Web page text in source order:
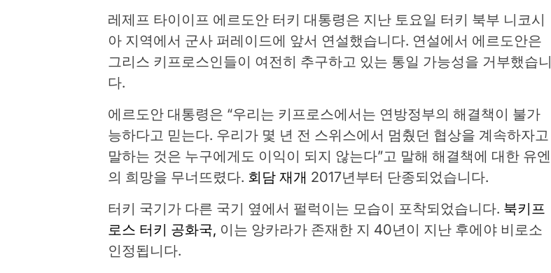
레제프 타이이프 에르도안 터키 대통령은 지난 토요일 터키 북부 니코시
아 지역에서 군사 퍼레이드에 앞서 연설했습니다. 연설에서 에르도안은
그리스 키프로스인들이 여전히 추구하고 있는 통일 가능성을 거부했습니
다.
에르도안 대통령은 “우리는 키프로스에서는 연방정부의 해결책이 불가
능하다고 믿는다. 우리가 몇 년 전 스위스에서 멈췄던 협상을 계속하자고
말하는 것은 누구에게도 이익이 되지 않는다”고 말해 해결책에 대한 유엔
의 희망을 무너뜨렸다. 회담 재개 2017년부터 단종되었습니다.
터키 국기가 다른 국기 옆에서 펄럭이는 모습이 포착되었습니다. 북키프
로스 터키 공화국, 이는 앙카라가 존재한 지 40년이 지난 후에야 비로소
인정됩니다.